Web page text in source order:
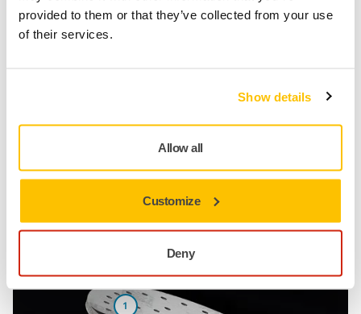
provided to them or that they’ve collected from your use
of their services.
Show details
Allow all
Customize
Deny
专为车身处理设计
汽车及其部件的打磨要求非常精确，需要实现光滑平整的表
性对于 Iridium Soft 的使用寿命和性能非常重要，也是其超越
传统砂棉的特性。
尝试一下。您将会注意到差异并看到结果。
1